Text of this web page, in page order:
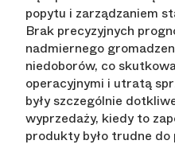
popytu i zarządzaniem
Brak precyzyjnych
nadmiernego
niedoborów, co
operacyjnymi i utratą
były szczególnie
wyprzedaży, kiedy to
produkty było trudne do